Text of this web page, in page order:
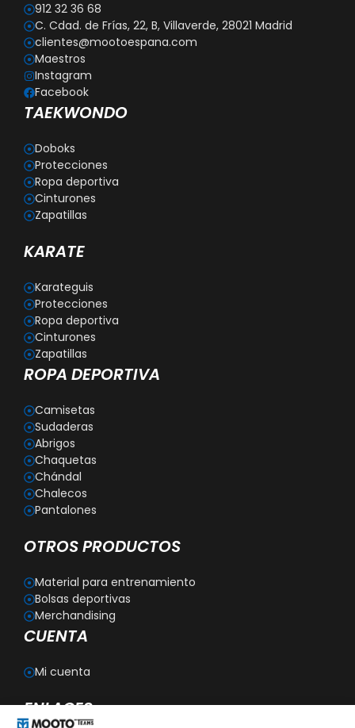
912 32 36 68
C. Cdad. de Frías, 22, B, Villaverde, 28021 Madrid
clientes@mootoespana.com
Maestros
Instagram
Facebook
TAEKWONDO
Doboks
Protecciones
Ropa deportiva
Cinturones
Zapatillas
KARATE
Karateguis
Protecciones
Ropa deportiva
Cinturones
Zapatillas
ROPA DEPORTIVA
Camisetas
Sudaderas
Abrigos
Chaquetas
Chándal
Chalecos
Pantalones
OTROS PRODUCTOS
Material para entrenamiento
Bolsas deportivas
Merchandising
CUENTA
Mi cuenta
ENLACES